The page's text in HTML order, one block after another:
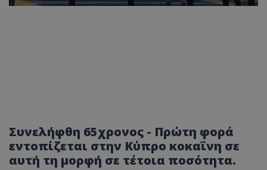
Συνελήφθη 65χρονος - Πρώτη φορά
εντοπίζεται στην Κύπρο κοκαΐνη σε
αυτή τη μορφή σε τέτοια ποσότητα.